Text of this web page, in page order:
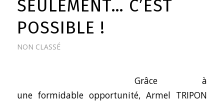
SEULEMENT… C’EST
POSSIBLE !
NON CLASSÉ
Grâce à
une formidable opportunité, Armel TRIPON